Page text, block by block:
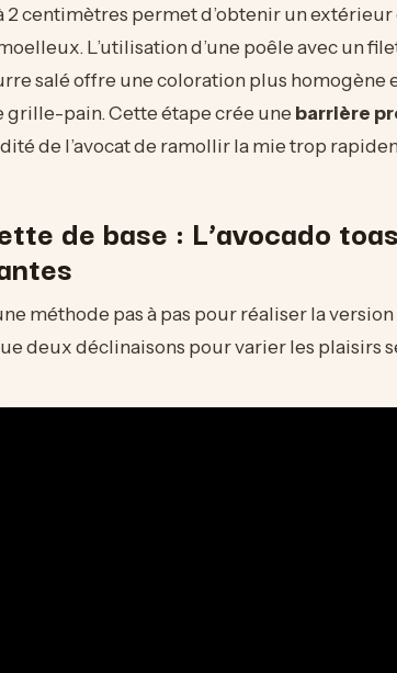
2 centimètres permet d’obtenir un
L’utilisation d’une poêle avec un
salé offre une coloration plus homogène
grille-pain. Cette étape crée une barrière
de l’avocat de ramollir la mie trop
de base : L’avocado
méthode pas à pas pour réaliser la
deux déclinaisons pour varier les plaisirs